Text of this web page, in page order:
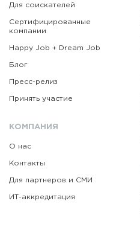
Для соискателей
Сертифицированные
компании
Happy Job + Dream Job
Блог
Пресс-релиз
Принять участие
КОМПАНИЯ
О нас
Контакты
Для партнеров и СМИ
ИТ-аккредитация